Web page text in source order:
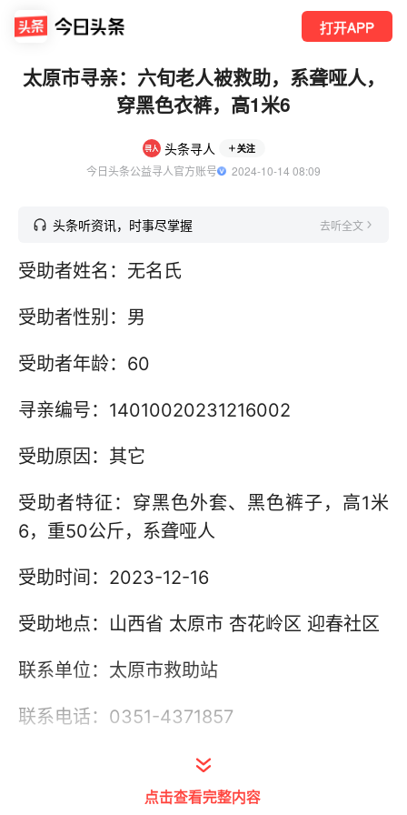
打开APP
太原市寻亲：六旬老人被救助，系聋哑人，
穿黑色衣裤，高1米6
头条寻人 关注
今日头条公益寻人官方账号
  2024-10-14 08:09
头条听资讯，时事尽掌握 去听全文
受助者姓名：无名氏
受助者性别：男
受助者年龄：60
寻亲编号：14010020231216002
受助原因：其它
受助者特征：穿黑色外套、黑色裤子，高1米
6，重50公斤，系聋哑人
受助时间：2023-12-16
受助地点：山西省 太原市 杏花岭区 迎春社区
联系单位：太原市救助站
联系电话：0351-4371857
点击查看完整内容